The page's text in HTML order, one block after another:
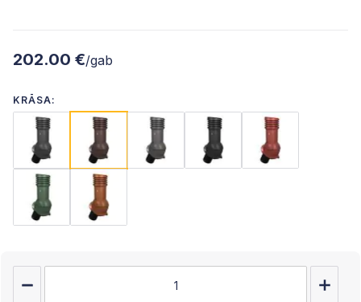
202.00 €/gab
KRĀSA: